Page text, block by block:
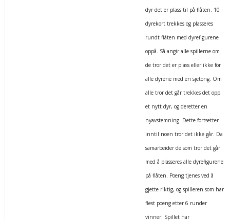
dyr det er plass til på flåten. 10
dyrekort trekkes og plasseres
rundt flåten med dyrefigurene
oppå. Så angir alle spillerne om
de tror det er plass eller ikke for
alle dyrene med en sjetong. Om
alle tror det går trekkes det opp
et nytt dyr, og deretter en
nyavstemning. Dette fortsetter
inntil noen tror det ikke går. Da
samarbeider de som tror det går
med å plasseres alle dyrefigurene
på flåten. Poeng tjenes ved å
gjette riktig, og spilleren som har
flest poeng etter 6 runder
vinner. Spillet har